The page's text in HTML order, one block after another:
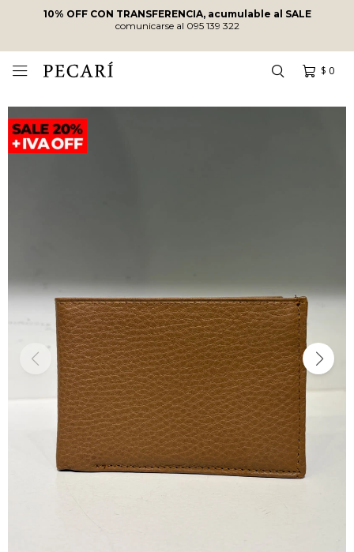
10% OFF CON TRANSFERENCIA, acumulable al SALE
comunicarse al 095 139 322
$ 0
